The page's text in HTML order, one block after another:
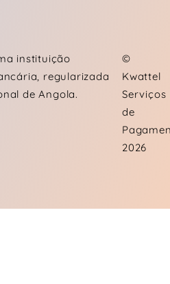
instituição
regularizada
de Angola.
©
Kwattel
Serviços
de
2026